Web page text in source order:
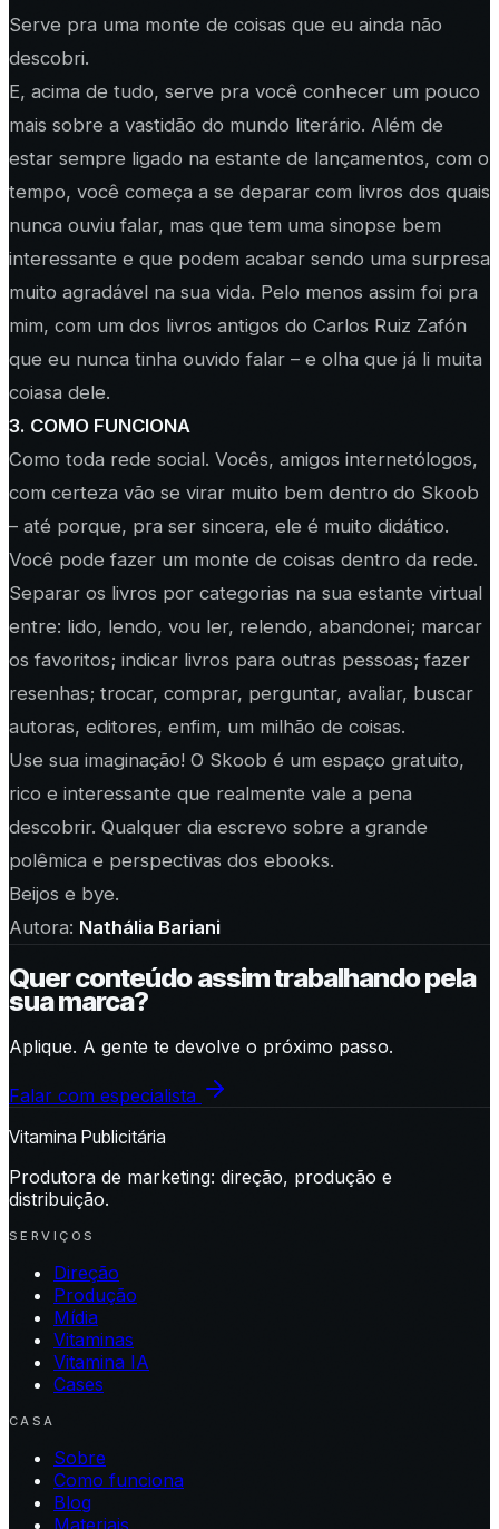
Serve pra uma monte de coisas que eu ainda não
descobri.
E, acima de tudo, serve pra você conhecer um pouco
mais sobre a vastidão do mundo literário. Além de
estar sempre ligado na estante de lançamentos, com o
tempo, você começa a se deparar com livros dos quais
nunca ouviu falar, mas que tem uma sinopse bem
interessante e que podem acabar sendo uma surpresa
muito agradável na sua vida. Pelo menos assim foi pra
mim, com um dos livros antigos do Carlos Ruiz Zafón
que eu nunca tinha ouvido falar – e olha que já li muita
coiasa dele.
3. COMO FUNCIONA
Como toda rede social. Vocês, amigos internetólogos,
com certeza vão se virar muito bem dentro do Skoob
– até porque, pra ser sincera, ele é muito didático.
Você pode fazer um monte de coisas dentro da rede.
Separar os livros por categorias na sua estante virtual
entre: lido, lendo, vou ler, relendo, abandonei; marcar
os favoritos; indicar livros para outras pessoas; fazer
resenhas; trocar, comprar, perguntar, avaliar, buscar
autoras, editores, enfim, um milhão de coisas.
Use sua imaginação! O Skoob é um espaço gratuito,
rico e interessante que realmente vale a pena
descobrir. Qualquer dia escrevo sobre a grande
polêmica e perspectivas dos ebooks.
Beijos e bye.
Autora: Nathália Bariani
Quer conteúdo assim trabalhando pela
sua marca?
Aplique. A gente te devolve o próximo passo.
Falar com especialista
Vitamina Publicitária
Produtora de marketing: direção, produção e
distribuição.
SERVIÇOS
Direção
Produção
Mídia
Vitaminas
Vitamina IA
Cases
CASA
Sobre
Como funciona
Blog